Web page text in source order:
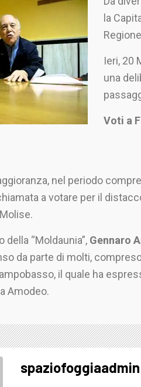
la
Ieri, 20
una
Voti a
nel periodo
a votare per il
della “Moldaunia”, Gennaro
da parte di molti,
il quale ha
Amodeo.
spaziofoggiaadmin